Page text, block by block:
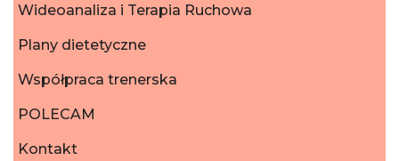
Wideoanaliza i Terapia Ruchowa
Plany dietetyczne
Współpraca trenerska
POLECAM
Kontakt